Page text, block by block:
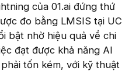
của 01.ai đứng thứ
đo bằng LMSIS tại UC
bật nhờ hiệu quả về chi
đạt được khả năng AI
tốn kém, với kỹ thuật